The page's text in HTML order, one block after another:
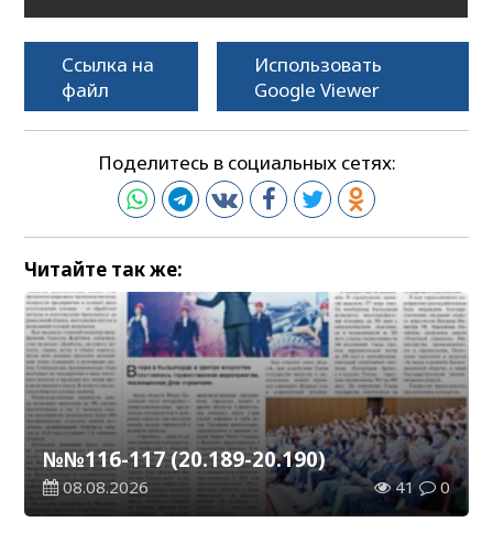
Ссылка на
файл
Использовать
Google Viewer
Поделитесь в социальных сетях:
Читайте так же:
№№116-117 (20.189-20.190)
08.08.2026 41 0